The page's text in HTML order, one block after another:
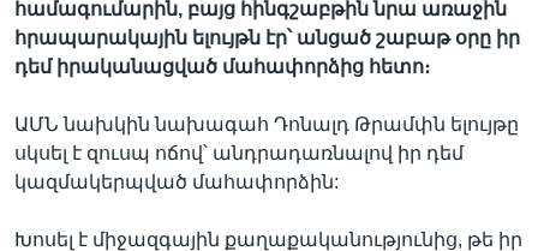
համագումարին, բայց հինգշաբթին նրա առաջին
հրապարակային ելույթն էր՝ անցած շաբաթ օրը իր
դեմ իրականացված մահափորձից հետո։
ԱՄՆ նախկին նախագահ Դոնալդ Թրամփն ելույթը
սկսել է զուսպ ոճով՝ անդրադառնալով իր դեմ
կազմակերպված մահափորձին:
Խոսել է միջազգային քաղաքականությունից, թե իր